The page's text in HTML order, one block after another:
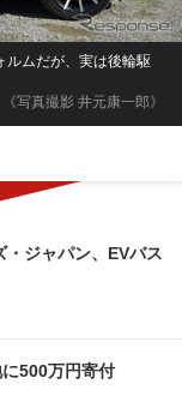
《写真撮影 井元康一郎》
ルムだが、実は後輪駆
・ジャパン、EVバス
500万円寄付